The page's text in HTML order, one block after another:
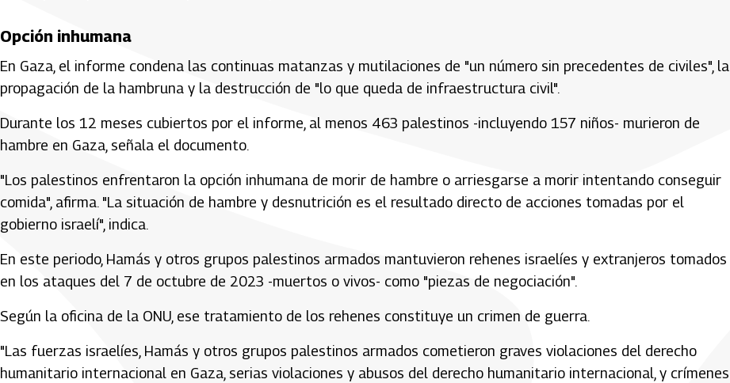
Opción inhumana
En Gaza, el informe condena las continuas matanzas y mutilaciones de "un número sin precedentes de civiles", la
propagación de la hambruna y la destrucción de "lo que queda de infraestructura civil".
Durante los 12 meses cubiertos por el informe, al menos 463 palestinos -incluyendo 157 niños- murieron de
hambre en Gaza, señala el documento.
"Los palestinos enfrentaron la opción inhumana de morir de hambre o arriesgarse a morir intentando conseguir
comida", afirma. "La situación de hambre y desnutrición es el resultado directo de acciones tomadas por el
gobierno israelí", indica.
En este periodo, Hamás y otros grupos palestinos armados mantuvieron rehenes israelíes y extranjeros tomados
en los ataques del 7 de octubre de 2023 -muertos o vivos- como "piezas de negociación".
Según la oficina de la ONU, ese tratamiento de los rehenes constituye un crimen de guerra.
"Las fuerzas israelíes, Hamás y otros grupos palestinos armados cometieron graves violaciones del derecho
humanitario internacional en Gaza, serias violaciones y abusos del derecho humanitario internacional, y crímenes